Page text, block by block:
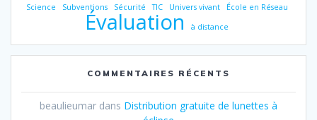
Science
Subventions Sécurité TIC Univers vivant École en Réseau
Évaluation à distance
COMMENTAIRES RÉCENTS
beaulieumar dans Distribution gratuite de lunettes à